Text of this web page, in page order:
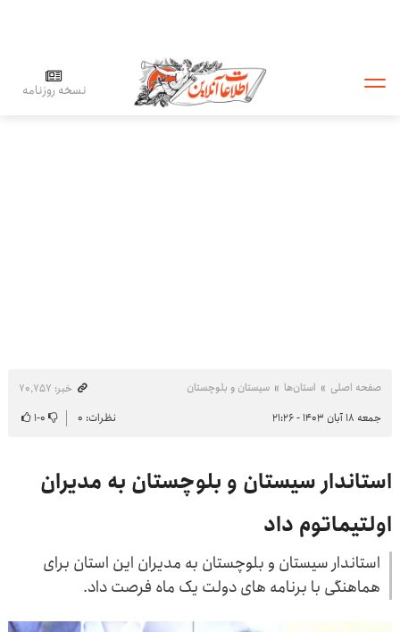
نسخه روزنامه
صفحه اصلی استان‌ها سیستان و بلوچستان
خبر: ۷۰٬۷۵۷
جمعه ۱۸ آبان ۱۴۰۳ - ۲۱:۲۶
نظرات: ۰ ۰-۱
استاندار سیستان و بلوچستان به مدیران
اولتیماتوم داد
استاندار سیستان و بلوچستان به مدیران این استان برای
هماهنگی با برنامه های دولت یک ماه فرصت داد.